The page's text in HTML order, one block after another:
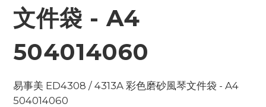
文件袋 - A4
504014060
易事美 ED4308 / 4313A 彩色磨砂風琴文件袋 - A4
504014060